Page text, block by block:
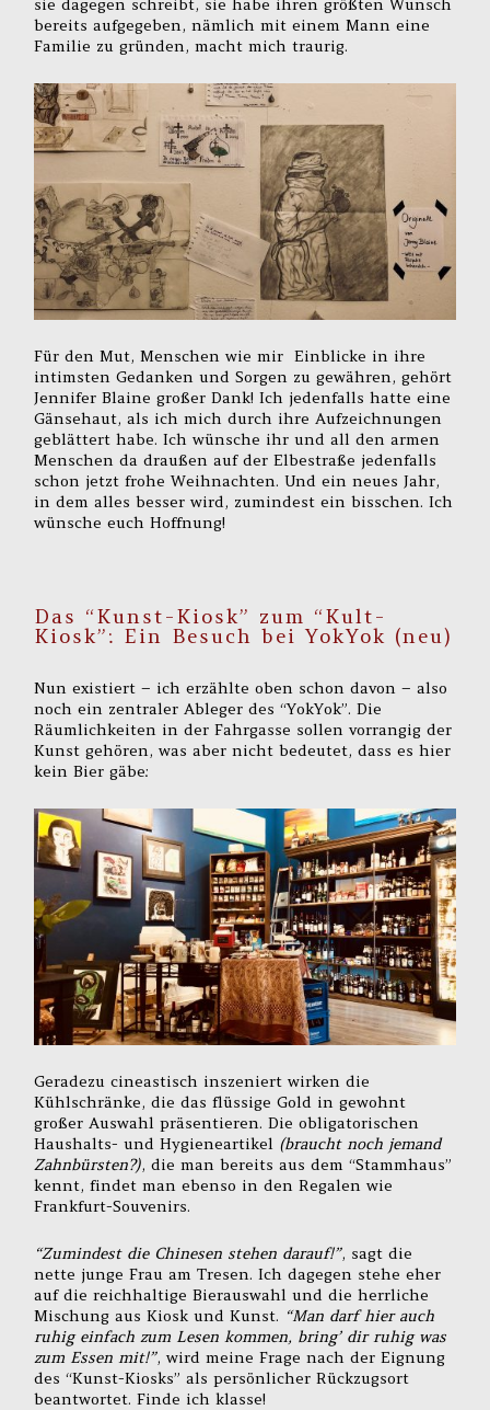
sie dagegen schreibt, sie habe ihren größten Wunsch
bereits aufgegeben, nämlich mit einem Mann eine
Familie zu gründen, macht mich traurig.
Für den Mut, Menschen wie mir Einblicke in ihre
intimsten Gedanken und Sorgen zu gewähren, gehört
Jennifer Blaine großer Dank! Ich jedenfalls hatte eine
Gänsehaut, als ich mich durch ihre Aufzeichnungen
geblättert habe. Ich wünsche ihr und all den armen
Menschen da draußen auf der Elbestraße jedenfalls
schon jetzt frohe Weihnachten. Und ein neues Jahr,
in dem alles besser wird, zumindest ein bisschen. Ich
wünsche euch Hoffnung!
Das “Kunst-Kiosk” zum “Kult-
Kiosk”: Ein Besuch bei YokYok (neu)
Nun existiert – ich erzählte oben schon davon – also
noch ein zentraler Ableger des “YokYok”. Die
Räumlichkeiten in der Fahrgasse sollen vorrangig der
Kunst gehören, was aber nicht bedeutet, dass es hier
kein Bier gäbe:
Geradezu cineastisch inszeniert wirken die
Kühlschränke, die das flüssige Gold in gewohnt
großer Auswahl präsentieren. Die obligatorischen
Haushalts- und Hygieneartikel (braucht noch jemand
Zahnbürsten?), die man bereits aus dem “Stammhaus”
kennt, findet man ebenso in den Regalen wie
Frankfurt-Souvenirs.
“Zumindest die Chinesen stehen darauf!”, sagt die
nette junge Frau am Tresen. Ich dagegen stehe eher
auf die reichhaltige Bierauswahl und die herrliche
Mischung aus Kiosk und Kunst. “Man darf hier auch
ruhig einfach zum Lesen kommen, bring’ dir ruhig was
zum Essen mit!”, wird meine Frage nach der Eignung
des “Kunst-Kiosks” als persönlicher Rückzugsort
beantwortet. Finde ich klasse!